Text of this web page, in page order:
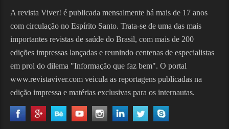
A revista Viver! é publicada mensalmente há mais de 17 anos
com circulação no Espírito Santo. Trata-se de uma das mais
importantes revistas de saúde do Brasil, com mais de 200
edições impressas lançadas e reunindo centenas de especialistas
em prol do dilema "Informação que faz bem". O portal
www.revistaviver.com veicula as reportagens publicadas na
edição impressa e matérias exclusivas para os internautas.